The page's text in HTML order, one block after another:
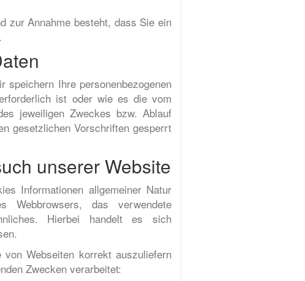
zur Annahme besteht, dass Sie ein
speichern Ihre personenbezogenen
ist oder wie es die vom
jeweiligen Zweckes bzw. Ablauf
gesetzlichen Vorschriften gesperrt
unserer Website
Informationen allgemeiner Natur
Webbrowsers, das verwendete
Hierbei handelt es sich
Webseiten korrekt auszuliefern
Zwecken verarbeitet: